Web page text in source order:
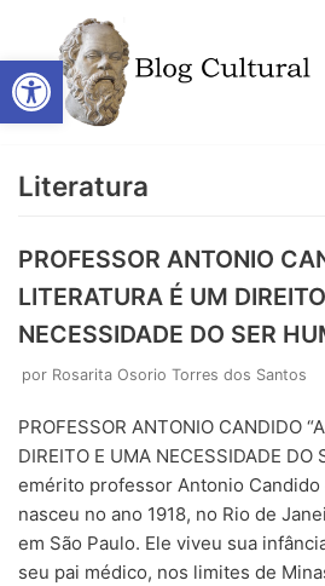
Open toolbar
Pular
para
o
Literatura
PROFESSOR ANTONIO
LITERATURA É UM
NECESSIDADE DO SER
por Rosarita Osorio Torres dos Santos
PROFESSOR ANTONIO CANDIDO
DIREITO E UMA NECESSIDADE
emérito professor Antonio Candido
nasceu no ano 1918, no Rio de
em São Paulo. Ele viveu sua
seu pai médico, nos limites de